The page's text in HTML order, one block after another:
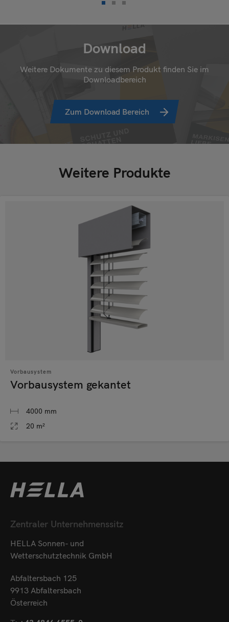
Download
Weitere Dokumente zu diesem Produkt finden Sie im
Downloadbereich
Zum Download Bereich
Weitere Produkte
Vorbausystem
Vorbausystem gekantet
4000 mm
20 m²
Zentraler Unternehmenssitz
HELLA Sonnen- und
Wetterschutztechnik GmbH
Abfaltersbach 125
9913 Abfaltersbach
Österreich